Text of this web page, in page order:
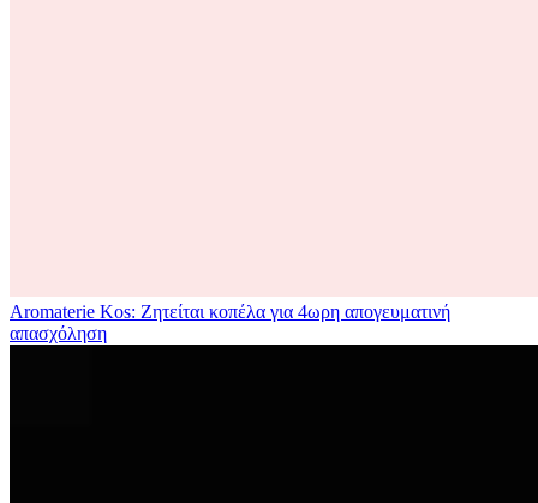
Aromaterie Kos: Ζητείται κοπέλα για 4ωρη απογευματινή
απασχόληση